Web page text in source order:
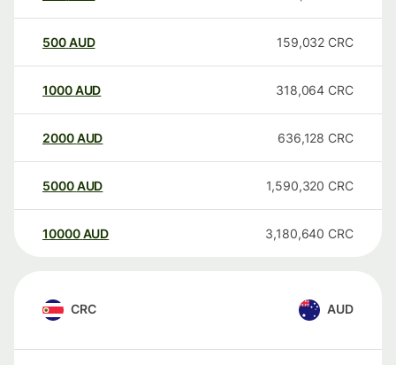
500AUD 159,032 CRC
1000AUD 318,064 CRC
2000AUD 636,128 CRC
5000AUD 1,590,320 CRC
10000 AUD 3,180,640 CRC
CRC AUD